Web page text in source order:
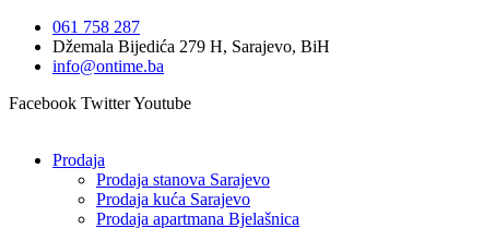
sadržaj
061 758 287
Džemala Bijedića 279 H, Sarajevo, BiH
info@ontime.ba
Facebook TwitterYoutube
Prodaja
Prodaja stanova Sarajevo
Prodaja kuća Sarajevo
Prodaja apartmana Bjelašnica